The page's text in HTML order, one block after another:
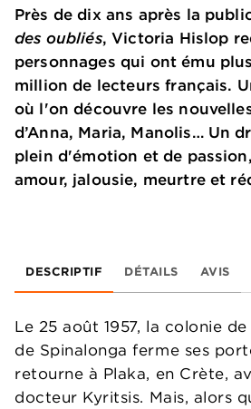
Près de dix ans après la
des oubliés, Victoria Hislop
personnages qui ont ému
million de lecteurs français.
où l'on découvre les
d’Anna, Maria, Manolis… Un
plein d'émotion et de
amour, jalousie, meurtre et
DESCRIPTIF DÉTAILS AVIS
Le 25 août 1957, la colonie
de Spinalonga ferme ses
retourne à Plaka, en Crète,
docteur Kyritsis. Mais, alors